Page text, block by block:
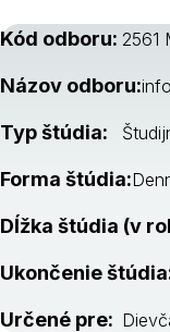
Kód odboru: 2561
Názov odboru:
Typ štúdia:
Forma štúdia:
Dĺžka štúdia (v
Ukončenie
Určené pre: